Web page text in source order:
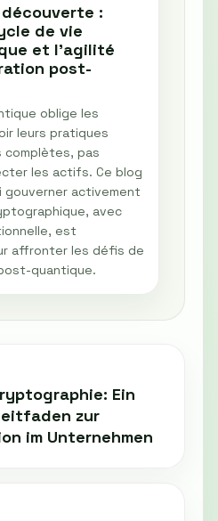
:
de vie
et l'agilité
post-
oblige les
leurs pratiques
complètes, pas
les actifs. Ce blog
gouverner activement
avec
est
affronter les défis de
quantique.
Ein
zur
im Unternehmen